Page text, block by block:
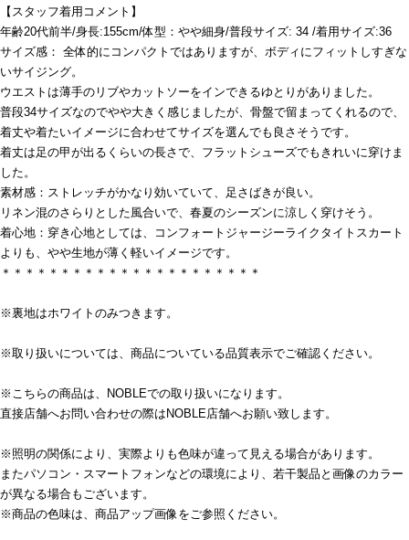
【スタッフ着用コメント】
年齢20代前半/身長:155cm/体型：やや細身/普段サイズ: 34 /着用サイズ:36
サイズ感： 全体的にコンパクトではありますが、ボディにフィットしすぎな
いサイジング。
ウエストは薄手のリブやカットソーをインできるゆとりがありました。
普段34サイズなのでやや大きく感じましたが、骨盤で留まってくれるので、
着丈や着たいイメージに合わせてサイズを選んでも良さそうです。
着丈は足の甲が出るくらいの長さで、フラットシューズでもきれいに穿けま
した。
素材感：ストレッチがかなり効いていて、足さばきが良い。
リネン混のさらりとした風合いで、春夏のシーズンに涼しく穿けそう。
着心地：穿き心地としては、コンフォートジャージーライクタイトスカート
よりも、やや生地が薄く軽いイメージです。
＊＊＊＊＊＊＊＊＊＊＊＊＊＊＊＊＊＊＊＊＊＊
※裏地はホワイトのみつきます。
※取り扱いについては、商品についている品質表示でご確認ください。
※こちらの商品は、NOBLEでの取り扱いになります。
直接店舗へお問い合わせの際はNOBLE店舗へお願い致します。
※照明の関係により、実際よりも色味が違って見える場合があります。
またパソコン・スマートフォンなどの環境により、若干製品と画像のカラー
が異なる場合もございます。
※商品の色味は、商品アップ画像をご参照ください。